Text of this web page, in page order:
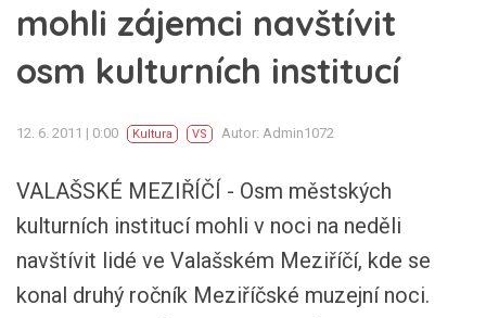
mohli zájemci navštívit
osm kulturních institucí
12. 6. 2011 | 0:00 Kultura VS Autor: Admin1072
VALAŠSKÉ MEZIŘÍČÍ - Osm městských
kulturních institucí mohli v noci na neděli
navštívit lidé ve Valašském Meziříčí, kde se
konal druhý ročník Meziříčské muzejní noci.